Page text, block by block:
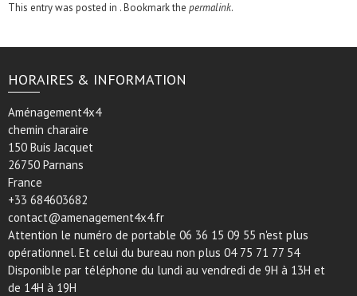
This entry was posted in . Bookmark the permalink.
HORAIRES & INFORMATION
Aménagement4x4
chemin charaire
150 Buis Jacquet
26750 Parnans
France
+33 684603682
contact@amenagement4x4.fr
Attention le numéro de portable 06 36 15 09 55 n'est plus
opérationnel. Et celui du bureau non plus 04 75 71 77 54
Disponible par téléphone du lundi au vendredi de 9H à 13H et
de 14H à 19H